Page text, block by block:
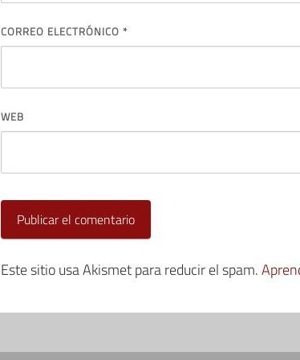
CORREO ELECTRÓNICO *
WEB
Este sitio usa Akismet para reducir el spam.